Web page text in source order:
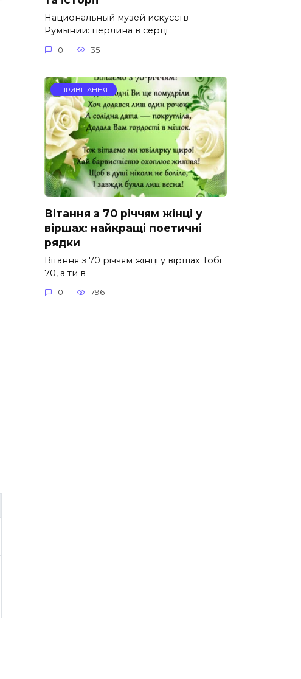
Национальный музей искусств
Румынии: перлина в серці
0 35
ПРИВІТАННЯ
Вітання з 70 річчям жінці у
віршах: найкращі поетичні
рядки
Вітання з 70 річчям жінці у віршах Тобі
70, а ти в
0 796